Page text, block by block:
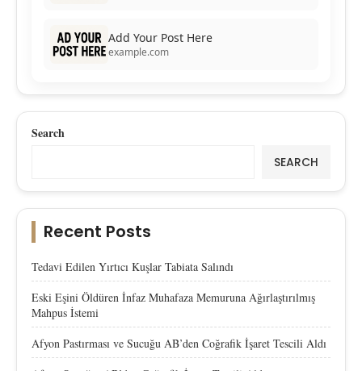
Add Your Post Here
example.com
Search
SEARCH
Recent Posts
Tedavi Edilen Yırtıcı Kuşlar Tabiata Salındı
Eski Eşini Öldüren İnfaz Muhafaza Memuruna Ağırlaştırılmış
Mahpus İstemi
Afyon Pastırması ve Sucuğu AB’den Coğrafik İşaret Tescili Aldı